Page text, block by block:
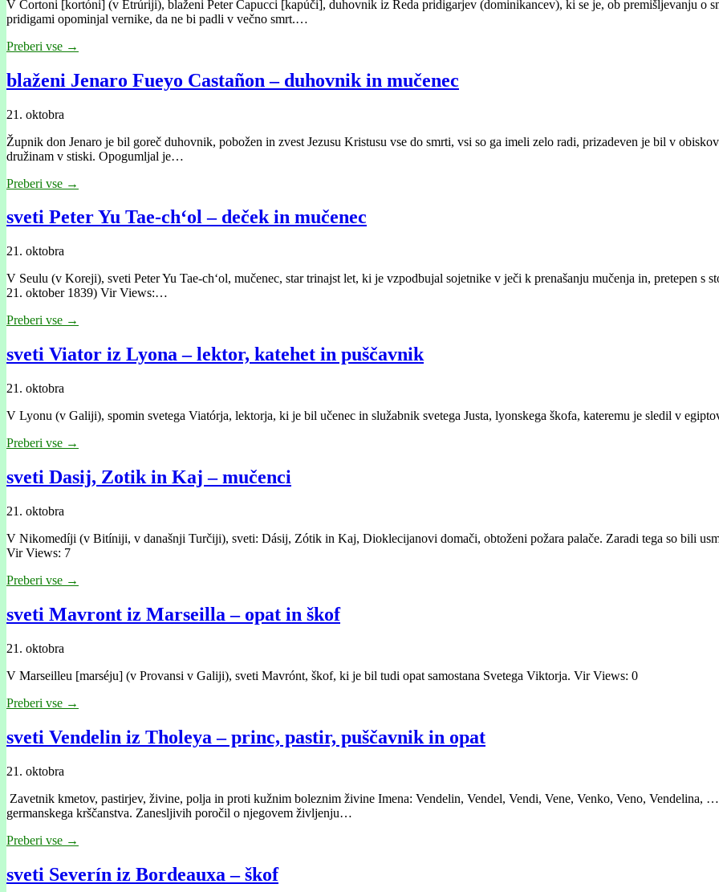
V Cortoni [kortóni] (v Etrúriji), blaženi Peter Capucci [kapúči], duhovnik iz Reda pridigarjev (dominikancev), ki se je, ob premišljevanju o
pridigami opominjal vernike, da ne bi padli v večno smrt.…
Preberi vse →
blaženi Jenaro Fueyo Castañon – duhovnik in mučenec
21. oktobra
Župnik don Jenaro je bil goreč duhovnik, pobožen in zvest Jezusu Kristusu vse do smrti, vsi so ga imeli zelo radi, prizadeven je bil v
družinam v stiski. Opogumljal je…
Preberi vse →
sveti Peter Yu Tae-ch‘ol – deček in mučenec
21. oktobra
V Seulu (v Koreji), sveti Peter Yu Tae-ch‘ol, mučenec, star trinajst let, ki je vzpodbujal sojetnike v ječi k prenašanju mučenja in, pretepen
21. oktober 1839) Vir Views:…
Preberi vse →
sveti Viator iz Lyona – lektor, katehet in puščavnik
21. oktobra
V Lyonu (v Galiji), spomin svetega Viatórja, lektorja, ki je bil učenec in služabnik svetega Justa, lyonskega škofa, kateremu je sledil v
Preberi vse →
sveti Dasij, Zotik in Kaj – mučenci
21. oktobra
V Nikomedíji (v Bitíniji, v današnji Turčiji), sveti: Dásij, Zótik in Kaj, Dioklecijanovi domači, obtoženi požara palače. Zaradi tega so bili
Vir Views: 7
Preberi vse →
sveti Mavront iz Marseilla – opat in škof
21. oktobra
V Marseilleu [marséju] (v Provansi v Galiji), sveti Mavrónt, škof, ki je bil tudi opat samostana Svetega Viktorja. Vir Views: 0
Preberi vse →
sveti Vendelin iz Tholeya – princ, pastir, puščavnik in opat
21. oktobra
Zavetnik kmetov, pastirjev, živine, polja in proti kužnim boleznim živine Imena: Vendelin, Vendel, Vendi, Vene, Venko, Veno,
germanskega krščanstva. Zanesljivih poročil o njegovem življenju…
Preberi vse →
sveti Severín iz Bordeauxa – škof